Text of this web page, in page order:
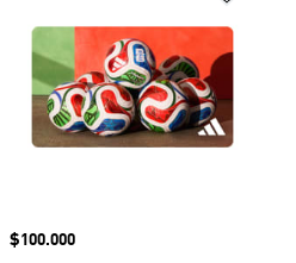
Precio
$100.000